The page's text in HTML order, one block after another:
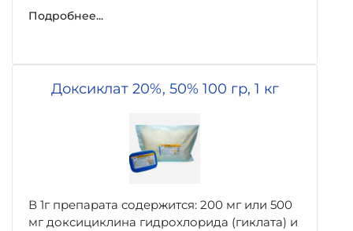
Подробнее...
Доксиклат 20%, 50% 100 гр, 1 кг
В 1г препарата содержится: 200 мг или 500
мг доксициклина гидрохлорида (гиклата) и